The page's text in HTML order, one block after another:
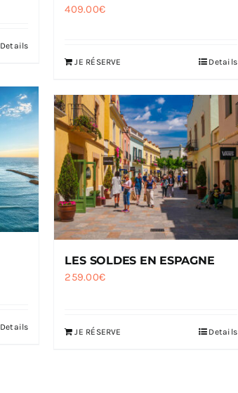
Details
409.00€
JE RÉSERVE Details
Details
LES SOLDES EN ESPAGNE
259.00€
JE RÉSERVE Details